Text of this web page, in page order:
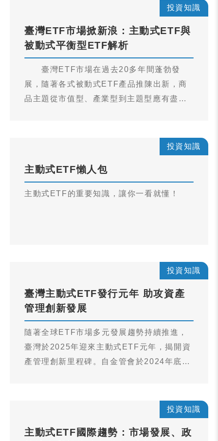
主動式交易所交易基金（Active ETF；簡稱
主動式ETF）發行後，至2025年7月底即有6
檔產品成功於臺灣證券交易所（簡稱證交
所）掛牌上市，象徵著臺灣資本市場正式邁
投資知識
臺灣ETF市場掀新浪：主動式ETF與
被動式平衡型ETF解析
臺灣ETF市場在過去20多年間蓬勃發
展，隨著各式被動式ETF產品推陳出新，商
品主題從市值型、產業型到主題型應有盡
投資知識
主動式ETF懶人包
主動式ETF的重要知識，讓你一看就懂！
投資知識
臺灣主動式ETF發行元年 助攻資產
管理創新發展
隨著全球ETF市場多元發展趨勢持續推進，
臺灣於2025年迎來主動式ETF元年，揭開資
產管理創新里程碑。自金管會於2024年底正
智慧選股、產業聚焦及成長導向等策略，顯
示市場對多元投資商品的高度期待與接受
度。
投資知識
主動式ETF國際趨勢：市場發展、政